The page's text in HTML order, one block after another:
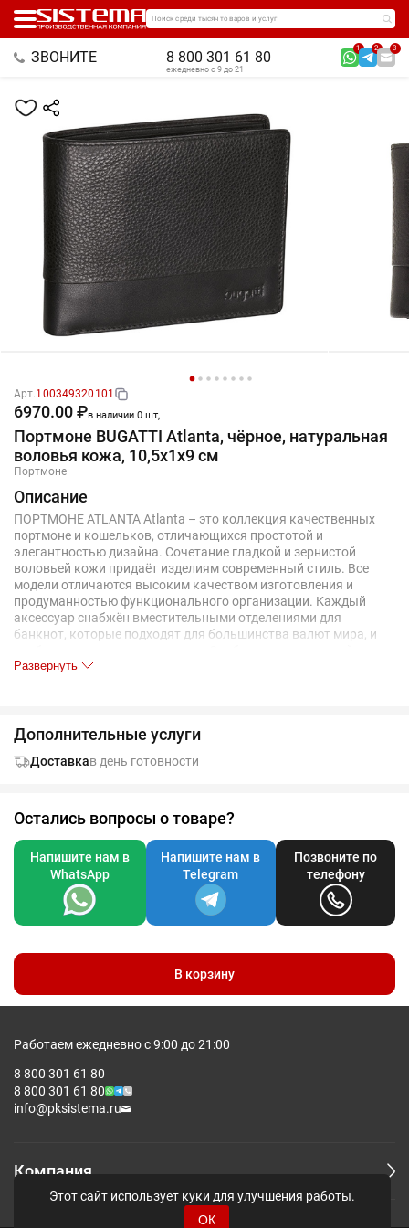
Поиск среди тысяч товаров и услуг
ЗВОНИТЕ 8 800 301 61 80
1 2 3
ежедневно с 9 до 21
Арт.100349320101
6970.00 ₽в наличии 0 шт,
Портмоне BUGATTI Atlanta, чёрное, натуральная
воловья кожа, 10,5х1х9 см
Портмоне
Описание
ПОРТМОНЕ ATLANTA Atlanta – это коллекция качественных
портмоне и кошельков, отличающихся простотой и
элегантностью дизайна. Сочетание гладкой и зернистой
воловьей кожи придаёт изделиям современный стиль. Все
модели отличаются высоким качеством изготовления и
продуманностью функционального организации. Каждый
аксессуар снабжён вместительными отделениями для
банкнот, которые подходят для большинства валют мира, и
уделили карманам для карт: благодаря увеличенному размеру
Ассортимент включает классические мужские портмоне, а
Функциональная организация: 5 карманов для карт, отделение
Развернуть
Дополнительные услуги
Доставкав день готовности
Остались вопросы о товаре?
Напишите нам в
WhatsApp
Напишите нам в
Telegram
Позвоните по
телефону
В корзину
Работаем ежедневно с 9:00 до 21:00
8 800 301 61 80
8 800 301 61 80
info@pksistema.ru
Компания
Этот сайт использует куки для улучшения работы.
ОК